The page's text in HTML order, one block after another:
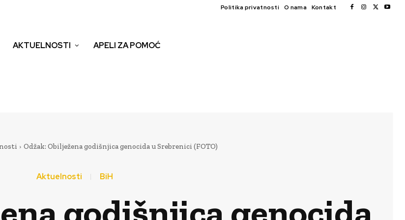
Politika privatnosti O nama Kontakt
AKTUELNOSTI APELI ZA POMOĆ
Odžak: Obilježena godišnjica genocida u Srebrenici (FOTO)
Aktuelnosti BiH